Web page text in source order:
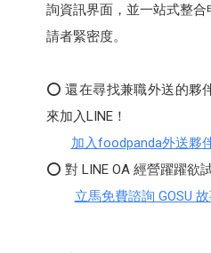
詢資訊界面，並一站式整
請者緊密度。
⭕ 還在尋找兼職外送的夥
來加入LINE！
加入foodpanda外送夥
⭕ 對 LINE OA 經營躍躍欲
立馬免費諮詢 GOSU